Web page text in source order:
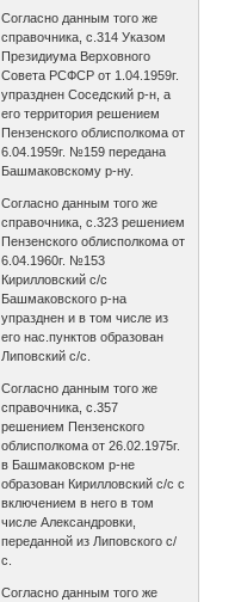
Согласно данным того же
справочника, с.314 Указом
Президиума Верховного
Совета РСФСР от 1.04.1959г.
упразднен Соседский р-н, а
его территория решением
Пензенского облисполкома от
6.04.1959г. №159 передана
Башмаковскому р-ну.
Согласно данным того же
справочника, с.323 решением
Пензенского облисполкома от
6.04.1960г. №153
Кирилловский с/с
Башмаковского р-на
упразднен и в том числе из
его нас.пунктов образован
Липовский с/с.
Согласно данным того же
справочника, с.357
решением Пензенского
облисполкома от 26.02.1975г.
в Башмаковском р-не
образован Кирилловский с/с с
включением в него в том
числе Александровки,
переданной из Липовского с/
с.
Согласно данным того же